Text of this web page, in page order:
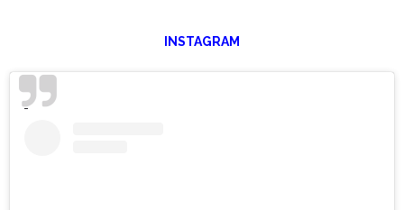
INSTAGRAM